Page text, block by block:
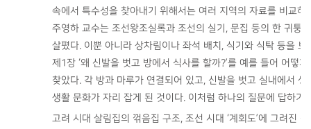
속에서 특수성을 찾아내기 위해서는 여러 지역의 자료를 비교하
주영하 교수는 조선왕조실록과 조선의 실기, 문집 등의 한 귀퉁
살폈다. 이뿐 아니라 상차림이나 좌석 배치, 식기와 식탁 등을
제1장 ‘왜 신발을 벗고 방에서 식사를 할까?’를 예를 들어 어떻
찾았다. 각 방과 마루가 연결되어 있고, 신발을 벗고 실내에서
생활 문화가 자리 잡게 된 것이다. 이처럼 하나의 질문에 답하
고려 시대 살림집의 꺾음집 구조, 조선 시대 ‘계회도’에 그려진